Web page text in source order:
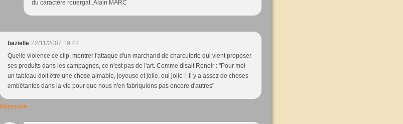
du caractère rouergat .Alain MARC
bazielle 22/11/2007 19:42
Quelle violence ce clip, montrer l'attaque d'un marchand de charcuterie qui vient proposer
ses produits dans les campagnes, ce n'est pas de l'art. Comme disait Renoir : "Pour moi
un tableau doit être une chose aimable, joyeuse et jolie, oui jolie ! .Il y a assez de choses
embêtantes dans la vie pour que nous n'en fabriquions pas encore d'autres"
Répondre